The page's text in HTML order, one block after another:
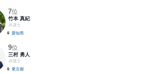
7位
竹本 真紀
弁護士
愛知県
9位
三村 勇人
弁護士
東京都